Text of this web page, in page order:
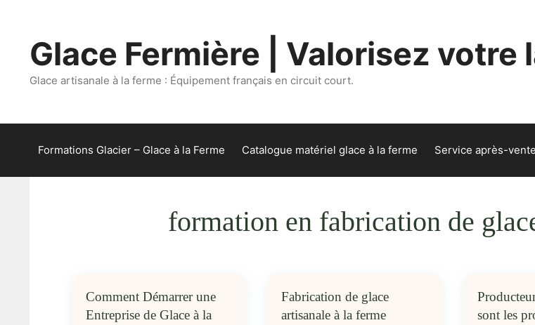
contenuGlace Fermière | Valorisez
Glace artisanale à la ferme : Équipement français en circuit court.
Formations Glacier – Glace à la Ferme Catalogue matériel glace à la ferme Service après-
formation en fabrication de
Comment Démarrer une
Entreprise de Glace à la
Fabrication de glace
artisanale à la ferme
sont les